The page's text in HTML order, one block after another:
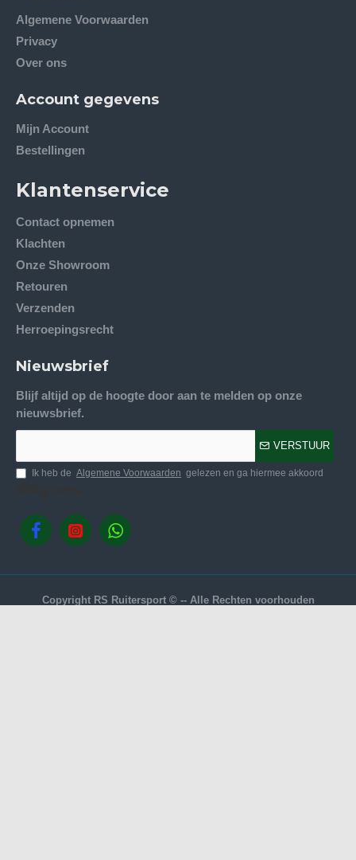
Algemene Voorwaarden
Privacy
Over ons
Account gegevens
Mijn Account
Bestellingen
Klantenservice
Contact opnemen
Klachten
Onze Showroom
Retouren
Verzenden
Herroepingsrecht
Nieuwsbrief
Blijf altijd op de hoogte door aan te melden op onze
nieuwsbrief.
VERSTUUR
Ik heb de Algemene Voorwaarden gelezen en ga hiermee akkoord
Copyright RS Ruitersport © -- Alle Rechten voorhouden